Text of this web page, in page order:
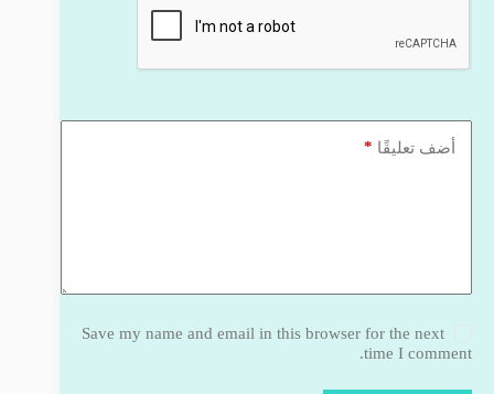
أضف تعليقًا *
Save my name and email in this browser for the next
time I comment.